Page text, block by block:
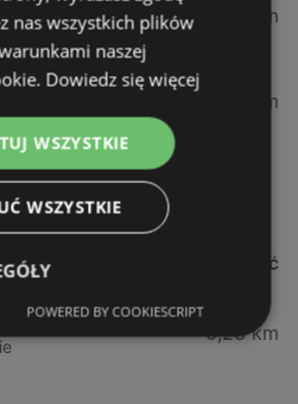
184,42 km
218,99 km
w pobliżu
ODLEGŁOŚĆ
0,23 km
nas wszystkich plików
naszej
Dowiedz się więcej
WSZYSTKIE
WSZYSTKIE
POWERED BY COOKIESCRIPT